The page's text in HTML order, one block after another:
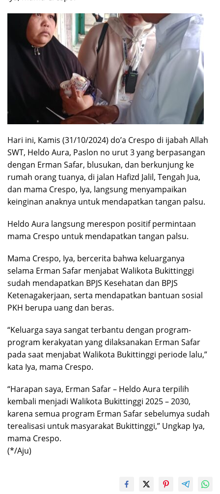
Hari ini, Kamis (31/10/2024) do’a Crespo di ijabah Allah
SWT, Heldo Aura, Paslon no urut 3 yang berpasangan
dengan Erman Safar, blusukan, dan berkunjung ke
rumah orang tuanya, di jalan Hafizd Jalil, Tengah Jua,
dan mama Crespo, Iya, langsung menyampaikan
keinginan anaknya untuk mendapatkan tangan palsu.
Heldo Aura langsung merespon positif permintaan
mama Crespo untuk mendapatkan tangan palsu.
Mama Crespo, Iya, bercerita bahwa keluarganya
selama Erman Safar menjabat Walikota Bukittinggi
sudah mendapatkan BPJS Kesehatan dan BPJS
Ketenagakerjaan, serta mendapatkan bantuan sosial
PKH berupa uang dan beras.
“Keluarga saya sangat terbantu dengan program-
program kerakyatan yang dilaksanakan Erman Safar
pada saat menjabat Walikota Bukittinggi periode lalu,”
kata Iya, mama Crespo.
“Harapan saya, Erman Safar – Heldo Aura terpilih
kembali menjadi Walikota Bukittinggi 2025 – 2030,
karena semua program Erman Safar sebelumya sudah
terealisasi untuk masyarakat Bukittinggi,” Ungkap Iya,
mama Crespo.
(*/Aju)